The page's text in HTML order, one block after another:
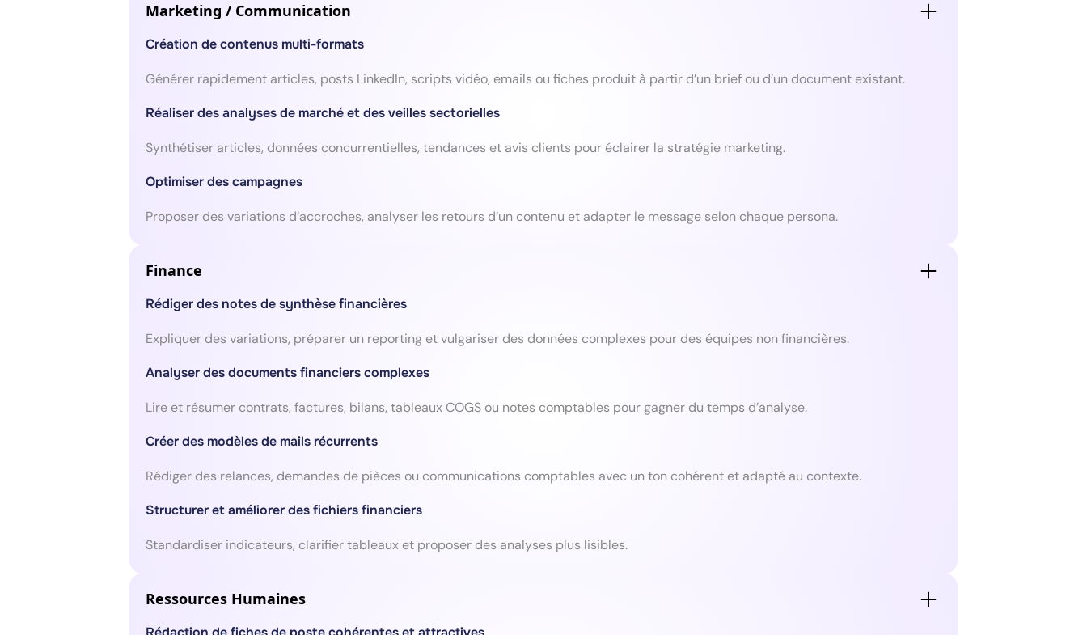
Marketing / Communication
Création de contenus multi-formats
Générer rapidement articles, posts LinkedIn, scripts vidéo, emails ou fiches produit à partir d’un brief ou d’un document existant.
Réaliser des analyses de marché et des veilles sectorielles
Synthétiser articles, données concurrentielles, tendances et avis clients pour éclairer la stratégie marketing.
Optimiser des campagnes
Proposer des variations d’accroches, analyser les retours d’un contenu et adapter le message selon chaque persona.
Finance
Rédiger des notes de synthèse financières
Expliquer des variations, préparer un reporting et vulgariser des données complexes pour des équipes non financières.
Analyser des documents financiers complexes
Lire et résumer contrats, factures, bilans, tableaux COGS ou notes comptables pour gagner du temps d’analyse.
Créer des modèles de mails récurrents
Rédiger des relances, demandes de pièces ou communications comptables avec un ton cohérent et adapté au contexte.
Structurer et améliorer des fichiers financiers
Standardiser indicateurs, clarifier tableaux et proposer des analyses plus lisibles.
Ressources Humaines